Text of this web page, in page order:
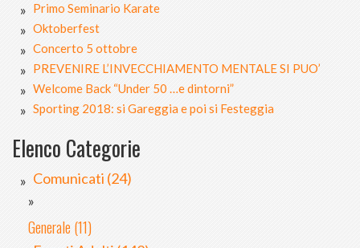
Primo Seminario Karate
Oktoberfest
Concerto 5 ottobre
PREVENIRE L’INVECCHIAMENTO MENTALE SI PUO’
Welcome Back “Under 50 …e dintorni”
Sporting 2018: si Gareggia e poi si Festeggia
Elenco Categorie
Comunicati (24)
Generale (11)